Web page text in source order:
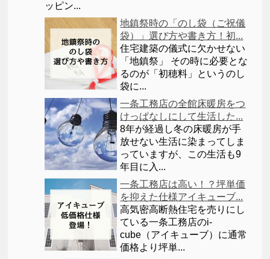
ッピン...
地鎮祭時の「のし袋（ご祝儀
袋）」選び方や書き方！初...
住宅建築の儀式に欠かせない
「地鎮祭」 その時に必要とな
るのが「初穂料」というのし
袋に...
一条工務店の全館床暖房をつ
けっぱなしにして生活した...
8年が経過し冬の床暖房が手
放せない生活に染まってしま
っていますが、この生活も9
年目に入...
一条工務店は高い！？坪単価
を抑えた仕様アイキューブ...
高気密高断熱住宅を売りにし
ている一条工務店のi-
cube（アイキューブ）に通常
価格より坪単...